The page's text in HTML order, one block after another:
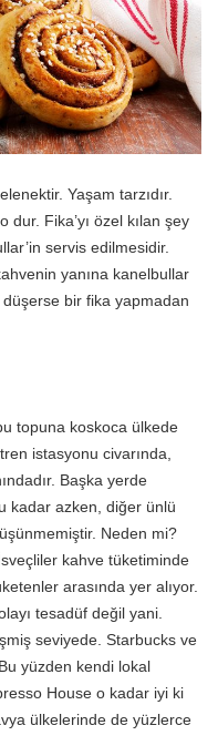
Yaşam tarzıdır.
dur. Fika’yı özel kılan şey
servis edilmesidir.
yanına kanelbullar
düşerse bir fika yapmadan
topuna koskoca ülkede
istasyonu civarında,
Başka yerde
kadar azken, diğer ünlü
Neden mi?
kahve tüketiminde
arasında yer alıyor.
tesadüf değil yani.
seviyede. Starbucks ve
yüzden kendi lokal
House o kadar iyi ki
ülkelerinde de yüzlerce